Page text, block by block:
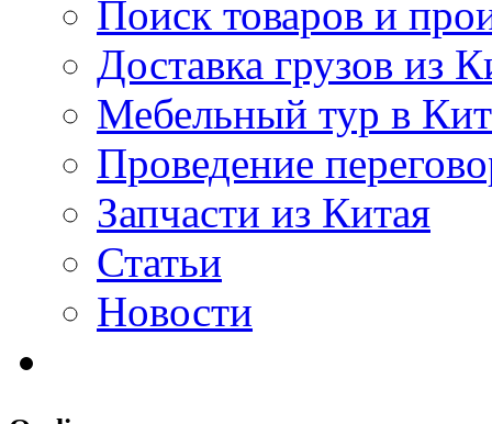
Поиск товаров и
Доставка грузов из
Мебельный тур в
Проведение
Запчасти из Китая
Статьи
Новости